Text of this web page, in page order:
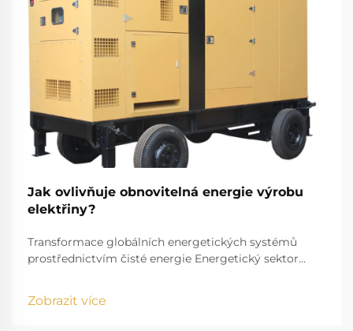
Jak ovlivňuje obnovitelná energie výrobu
elektřiny?
Transformace globálních energetických systémů
prostřednictvím čisté energie Energetický sektor
vyrábíme a spotřebováváme elektřinu. Tento posun
Zobrazit více